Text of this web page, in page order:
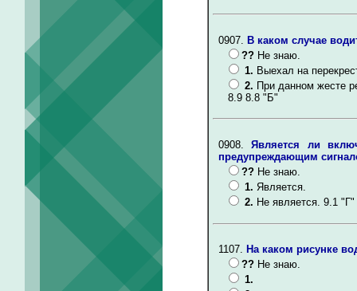
0907. В каком случае
?? Не знаю.
1. Выехал на
2. При данном жесте
8.9 8.8 "Б"
0908.Является ли
предупреждающим
?? Не знаю.
1. Является.
2. Не является. 9.1 "Г"
1107. На каком рисунке
?? Не знаю.
1.